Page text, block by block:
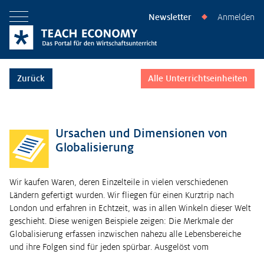
Menü öffnen Newsletter ◆ Anmelden
Zurück Alle Unterrichtseinheiten
Ursachen und Dimensionen von
Globalisierung
Wir kaufen Waren, deren Einzelteile in vielen verschiedenen
Ländern gefertigt wurden. Wir fliegen für einen Kurztrip nach
London und erfahren in Echtzeit, was in allen Winkeln dieser Welt
geschieht. Diese wenigen Beispiele zeigen: Die Merkmale der
Globalisierung erfassen inzwischen nahezu alle Lebensbereiche
und ihre Folgen sind für jeden spürbar. Ausgelöst vom